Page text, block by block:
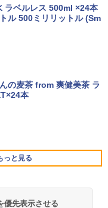
好きすぎて滅！〔Gra
沖縄・離島以外送料無
攻略記〜俺の異世界
イヤホン V12 小型
Hi-Fi 最大36時間再生 ぶ
レス ENCノイズキャン
量調整 スポーツ/通勤/通
Buds 8 Lite ワイヤ
ラベルレス 500ml ×24本
ル 500ミリリットル (Sm
の麦茶 from 爽健美茶 ラ
本
っと見る
優先表示させる